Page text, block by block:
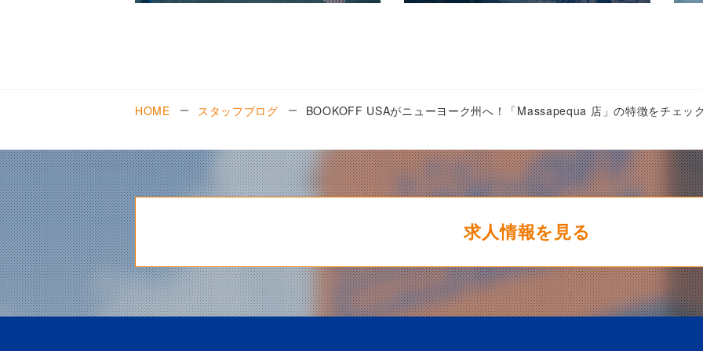
HOME スタッフブログ BOOKOFF USAがニューヨーク州へ！「Massapequa 店」の特徴をチェッ
求人情報を見る